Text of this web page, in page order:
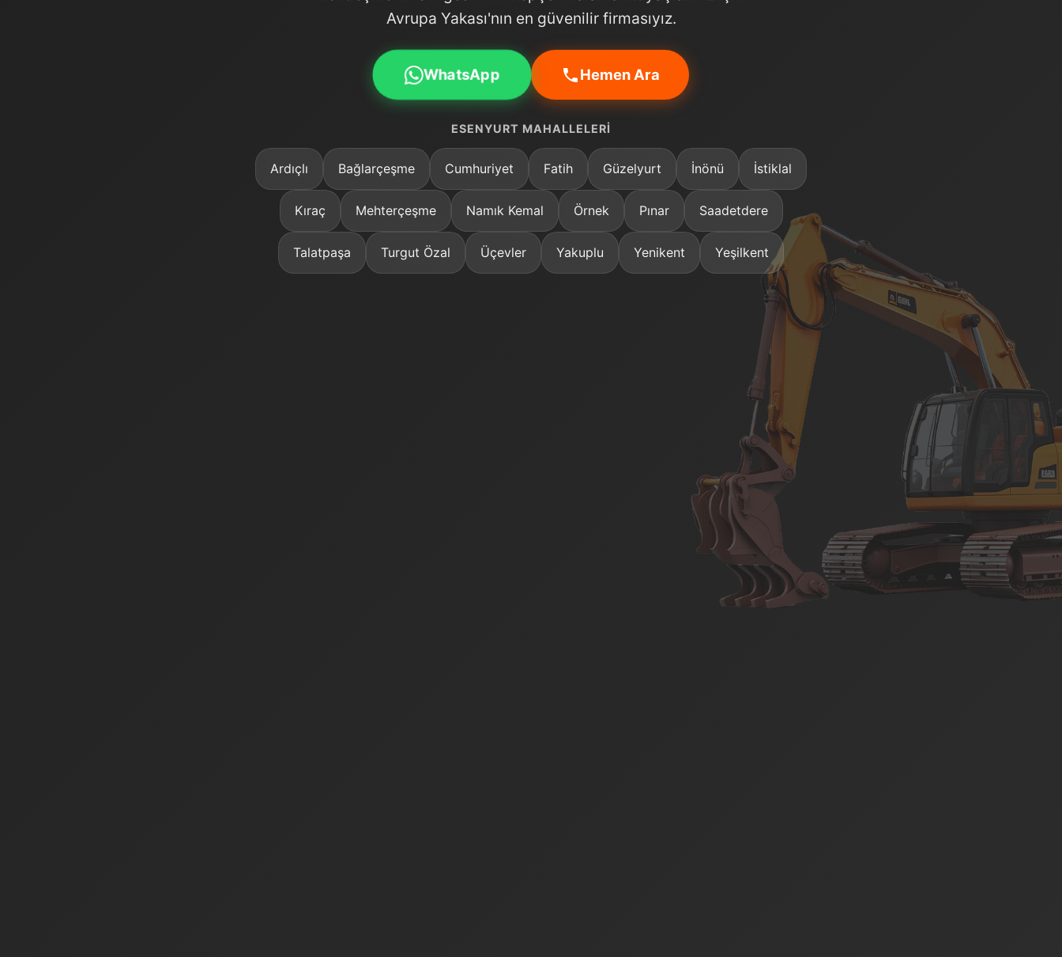
Avrupa Yakası'nın en güvenilir firmasıyız.
WhatsApp Hemen Ara
ESENYURT MAHALLELERI
Ardıçlı Bağlarçeşme Cumhuriyet Fatih Güzelyurt İnönü İstiklal
Kıraç Mehterçeşme Namık Kemal Örnek Pınar Saadetdere
Talatpaşa Turgut Özal Üçevler Yakuplu Yenikent Yeşilkent